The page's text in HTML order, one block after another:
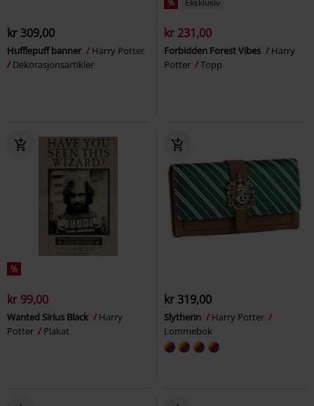
kr 309,00
Hufflepuff banner
Harry Potter
Dekorasjonsartikler
kr 231,00
Forbidden Forest Vibes
Harry
Potter
Topp
%
kr 99,00
Wanted Sirius Black
Harry
Potter
Plakat
kr 319,00
Slytherin
Harry Potter
Lommebok